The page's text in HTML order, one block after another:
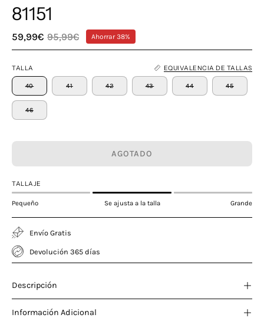
81151
59,99€ 95,99€ Ahorrar38%
TALLA EQUIVALENCIA DE TALLAS
40 41 42 43 44 45
46
AGOTADO
TALLAJE
Pequeño Se ajusta a la talla Grande
Envío Gratis
Devolución 365 días
Descripción
Información Adicional